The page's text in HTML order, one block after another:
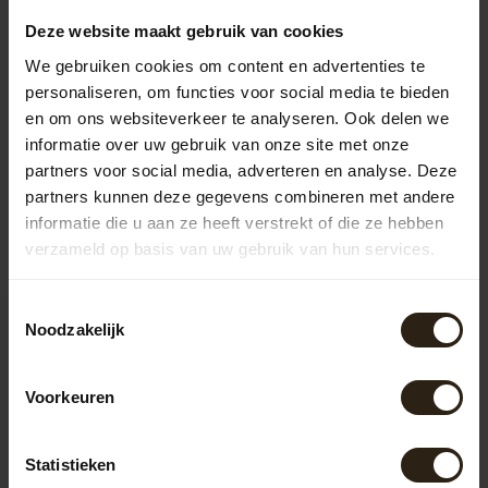
Deze website maakt gebruik van cookies
We gebruiken cookies om content en advertenties te
personaliseren, om functies voor social media te bieden
en om ons websiteverkeer te analyseren. Ook delen we
informatie over uw gebruik van onze site met onze
partners voor social media, adverteren en analyse. Deze
partners kunnen deze gegevens combineren met andere
informatie die u aan ze heeft verstrekt of die ze hebben
verzameld op basis van uw gebruik van hun services.
Noodzakelijk
Voorkeuren
Statistieken
Vragen over dit product?
Neem gerust contact op met onze klantenservice op
038 - 3760185
Recent bekeken